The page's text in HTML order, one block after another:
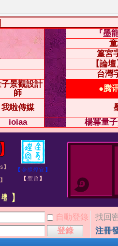
『墨
篁宮
【論
台灣
景觀設計
師
●腾
我啦傳媒
ioiaa
楊冪量
自動登錄
找回
登錄
注冊